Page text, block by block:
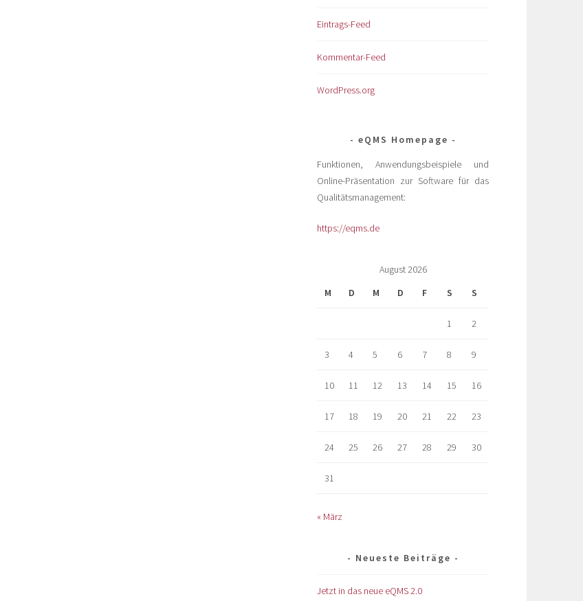
Eintrags-Feed
Kommentar-Feed
WordPress.org
eQMS Homepage
Funktionen, Anwendungsbeispiele und
Online-Präsentation zur Software für das
Qualitätsmanagement:
https://eqms.de
August 2026
M
D M D F S S
1 2
3 4 5 6 7 8 9
10 11 12 13 14 15 16
17 18 19 20 21 22 23
24 25 26 27 28 29 30
31
« März
Neueste Beiträge
Jetzt in das neue eQMS 2.0